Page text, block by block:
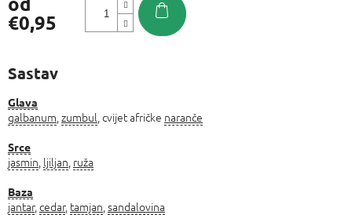
€0,95
Sastav
Glava
galbanum zumbul , cvijet afričke naranče
Srce
jasmin ljiljan ruža
Baza
jantar, cedar, tamjan sandalovina